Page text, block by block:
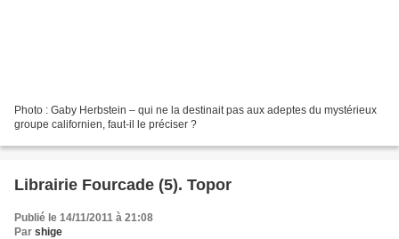
Photo : Gaby Herbstein – qui ne la destinait pas aux adeptes du mystérieux
groupe californien, faut-il le préciser ?
Librairie Fourcade (5). Topor
Publié le 14/11/2011 à 21:08
Par shige